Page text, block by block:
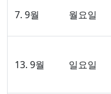
7. 9월 월요일
13. 9월 일요일